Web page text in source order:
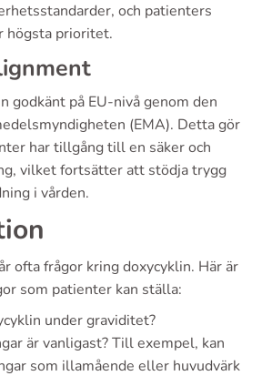
och patienters
högsta prioritet.
godkänt på EU-nivå genom den
(EMA). Detta gör
har tillgång till en säker och
vilket fortsätter att stödja trygg
i vården.
ofta frågor kring doxycyklin. Här är
som patienter kan ställa:
under graviditet?
är vanligast? Till exempel, kan
som illamående eller huvudvärk